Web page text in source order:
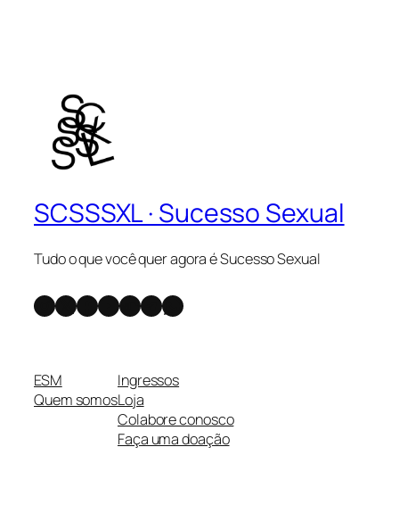
SCSSSXL · Sucesso Sexual
Tudo o que você quer agora é Sucesso Sexual
InstagramX Facebook Youtube SoundCloud TelegramWhatsApp
ESM
Quem somos
Ingressos
Loja
Colabore conosco
Faça uma doação